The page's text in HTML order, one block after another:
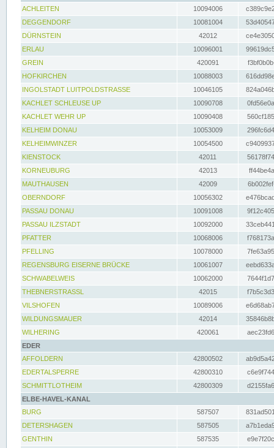
ACHLEITEN
10094006
DEGGENDORF
10081004
DÜRNSTEIN
42012
ERLAU
10096001
GREIN
420091
HOFKIRCHEN
10088003
INGOLSTADT LUITPOLDSTRASSE
10046105
KACHLET SCHLEUSE UP
10090708
KACHLET WEHR UP
10090408
KELHEIM DONAU
10053009
KELHEIMWINZER
10054500
KIENSTOCK
42011
KORNEUBURG
42013
MAUTHAUSEN
42009
OBERNDORF
10056302
PASSAU DONAU
10091008
PASSAU ILZSTADT
10092000
PFATTER
10068006
PFELLING
10078000
REGENSBURG EISERNE BRÜCKE
10061007
SCHWABELWEIS
10062000
THEBNERSTRASSL
42015
VILSHOFEN
10089006
WILDUNGSMAUER
42014
WILHERING
420061
EDER
AFFOLDERN
42800502
EDERTALSPERRE
42800310
SCHMITTLOTHEIM
42800309
ELBE-HAVEL-KANAL
BURG
587507
DETERSHAGEN
587505
GENTHIN
587535